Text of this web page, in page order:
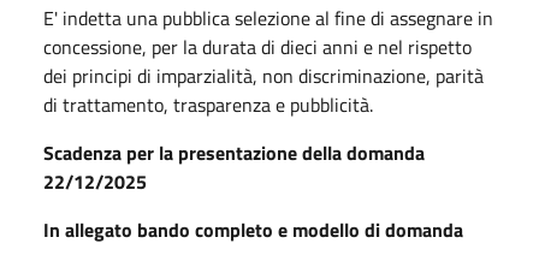
E' indetta una pubblica selezione al fine di assegnare in
concessione, per la durata di dieci anni e nel rispetto
dei principi di imparzialità, non discriminazione, parità
di trattamento, trasparenza e pubblicità.
Scadenza per la presentazione della domanda
22/12/2025
In allegato bando completo e modello di domanda